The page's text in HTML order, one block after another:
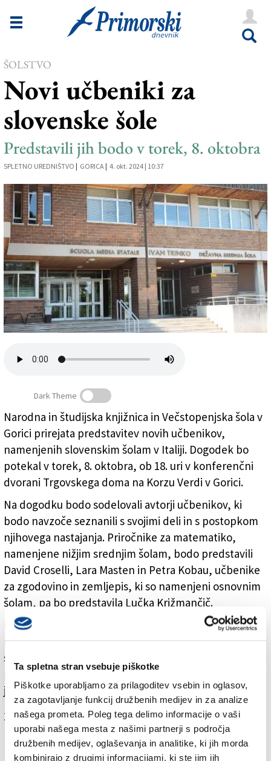
Ta spletna stran vsebuje piškotke
Piškotke uporabljamo za prilagoditev vsebin in oglasov,
za zagotavljanje funkcij družbenih medijev in za analize
našega prometa. Poleg tega delimo informacije o vaši
uporabi našega mesta z našimi partnerji s področja
družbenih medijev, oglaševanja in analitike, ki jih morda
kombinirajo z drugimi informacijami, ki ste jim jih
Novice
Goriška
Kultura
Šport
Še
Vreme
V Kioskih
Uredništvo
Oglasi
Založnik
Zadruga PD
Naročnine
ŠOLSTVO
Novi učbeniki za
slovenske šole
Predstavili jih bodo v torek, 8. oktobra
SPLETNO UREDNIŠTVO | GORICA | 4. okt. 2024 | 10:37
Nižja srednja šola Ivan Trinko (BUMBACA)
Dark Theme
Narodna in študijska knjižnica in Večstopenjska šola v
Gorici prirejata predstavitev novih učbenikov,
namenjenih slovenskim šolam v Italiji. Dogodek bo
potekal v torek, 8. oktobra, ob 18. uri v konferenčni
dvorani Trgovskega doma na Korzu Verdi v Gorici.
Na dogodku bodo sodelovali avtorji učbenikov, ki
bodo navzoče seznanili s svojimi deli in s postopkom
njihovega nastajanja. Priročnike za matematiko,
namenjene nižjim srednjim šolam, bodo predstavili
David Croselli, Lara Masten in Petra Kobau, učbenike
za zgodovino in zemljepis, ki so namenjeni osnovnim
šolam, pa bo predstavila Lučka Križmančič.
Dogodek predstavlja pomemben korak k nadaljnjemu
razvoju in podpori slovenskega izobraževanja v Italiji,
saj učbeniki odražajo skrb za kakovostno in
prilagojeno izobraževalno gradivo v slovenskem
jeziku.
Za branje in pisanje komentarjevje potrebna prijava